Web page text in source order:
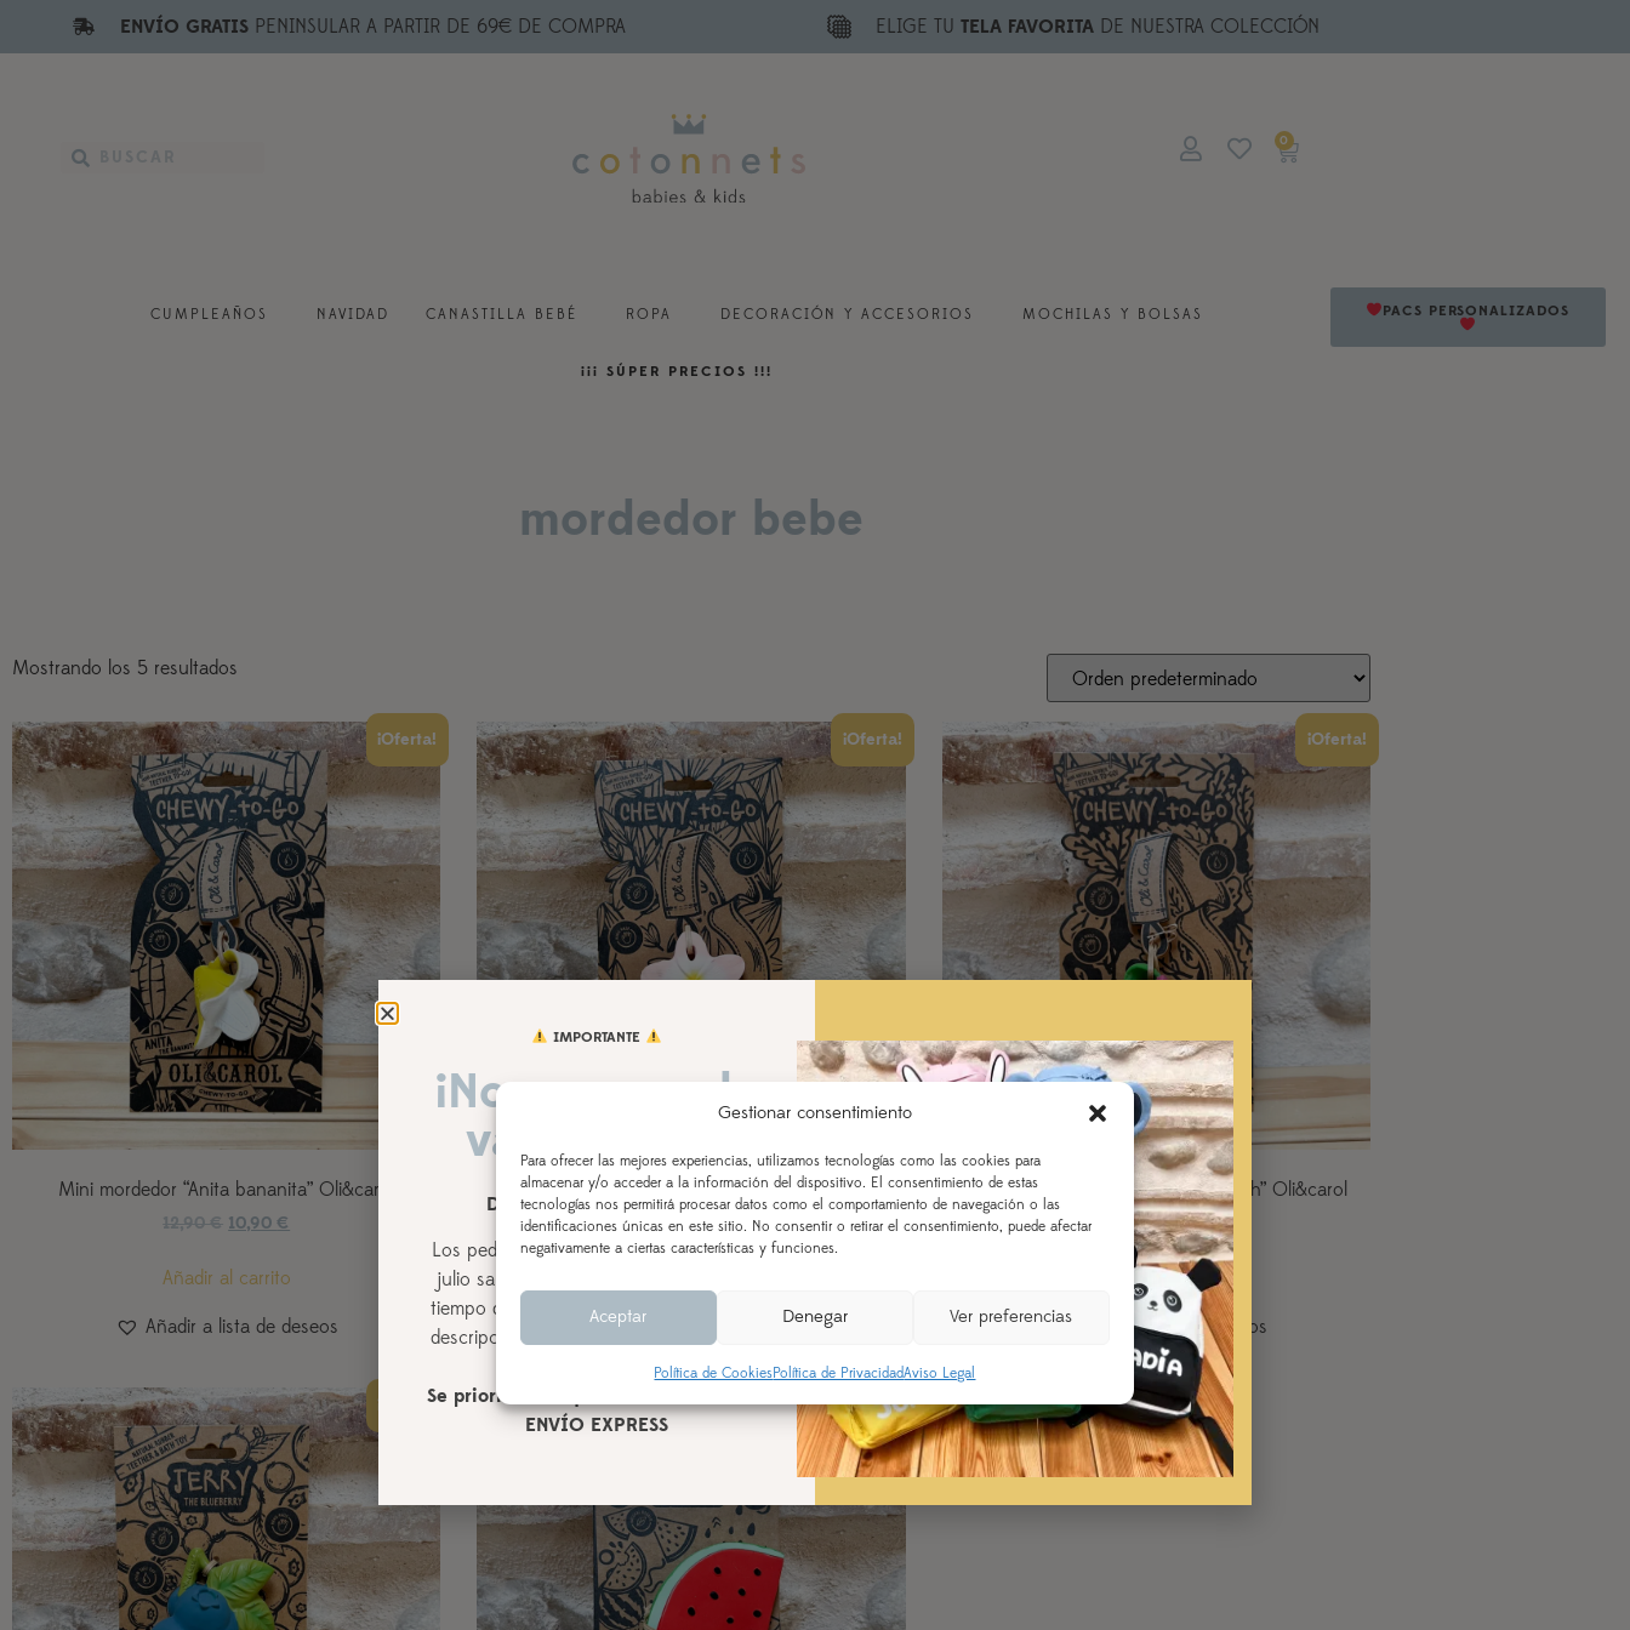
Gestionar consentimiento
Para ofrecer las mejores experiencias, utilizamos tecnologías como las cookies para
almacenar y/o acceder a la información del dispositivo. El consentimiento de estas
tecnologías nos permitirá procesar datos como el comportamiento de navegación o las
identificaciones únicas en este sitio. No consentir o retirar el consentimiento, puede afectar
negativamente a ciertas características y funciones.
Aceptar Denegar Ver preferencias
Política de CookiesPolítica de PrivacidadAviso Legal
ENVÍO GRATISPENINSULAR A PARTIR DE 69€ DE COMPRA ELIGE TU TELA FAVORITA DE NUESTRA COLECCIÓN
0
CUMPLEAÑOS NAVIDAD CANASTILLA BEBÉ ROPA DECORACIÓN Y ACCESORIOS MOCHILAS Y BOLSAS
¡¡¡ SÚPER PRECIOS !!!
PACS PERSONALIZADOS
mordedor bebe
Mostrando los 5 resultados
¡Oferta!
Mini mordedor “Anita bananita” Oli&carol
12,90€ 10,90€
Añadir al carrito
Añadir a lista de deseos
¡Oferta!
Mini mordedor “Bella the flower” Oli&carol
12,90€ 9,90€
Añadir a lista de deseos
¡Oferta!
Mini mordedor “Ramonita the Radish” Oli&carol
12,90€ 11,95€
Añadir al carrito
Añadir a lista de deseos
¡Oferta! ¡Oferta!
IMPORTANTE
¡Nos vamos de
vacaciones!
DEL 3 AL 21 DE AGOSTO
Los pedidos realizados a partir del 28 de
julio saldrán,
tiempo de procesamiento (indicado en la
descripción del producto), a partir del 24
Se priorizarán aquellos realizados con
ENVÍO EXPRESS